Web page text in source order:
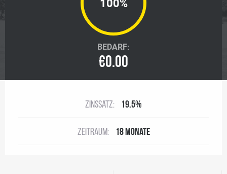
BEDARF:
€0.00
Zinssatz: 19.5%
Zeitraum: 18 Monate